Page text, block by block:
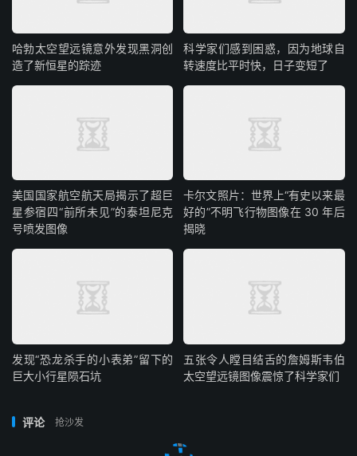
哈勃太空望远镜意外发现黑洞创
造了新恒星的踪迹
科学家们感到困惑，因为地球自
转速度比平时快，日子变短了
美国国家航空航天局揭示了超巨
星参宿四“前所未见”的泰坦尼克
号喷发图像
卡尔文照片：世界上“有史以来最
好的”不明飞行物图像在 30 年后
揭晓
发现“恐龙杀手的小表弟”留下的
巨大小行星陨石坑
五张令人瞠目结舌的詹姆斯韦伯
太空望远镜图像震惊了科学家们
评论 抢沙发